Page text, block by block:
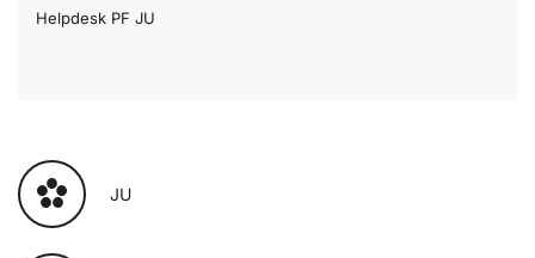
Helpdesk PF JU
JU